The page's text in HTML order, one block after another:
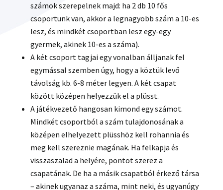
számok szerepelnek majd: ha 2 db 10 fős
csoportunk van, akkor a legnagyobb szám a 10-es
lesz, és mindkét csoportban lesz egy-egy
gyermek, akinek 10-es a száma).
A két csoport tagjai egy vonalban álljanak fel
egymással szemben úgy, hogy a köztük levő
távolság kb. 6-8 méter legyen. A két csapat
között középen helyezzük el a plüsst.
A játékvezető hangosan kimond egy számot.
Mindkét csoportból a szám tulajdonosának a
középen elhelyezett plüsshöz kell rohannia és
meg kell szereznie magának. Ha felkapja és
visszaszalad a helyére, pontot szerez a
csapatának. De ha a másik csapatból érkező társa
– akinek ugyanaz a száma, mint neki, és ugyanúgy